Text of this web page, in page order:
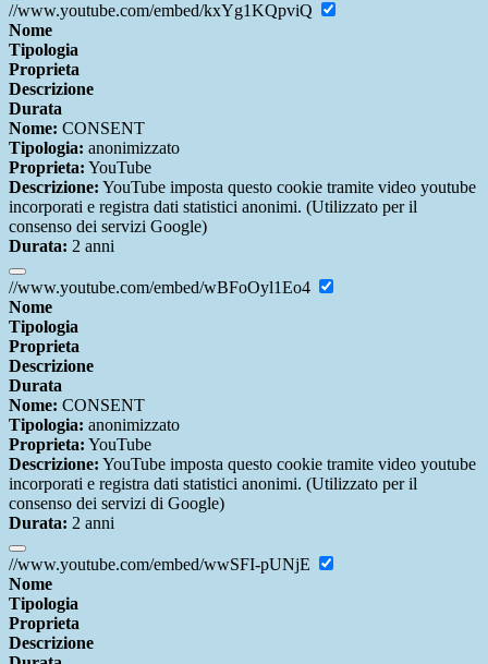
//www.youtube.com/embed/kxYg1KQpviQ
Nome
Tipologia
Proprieta
Descrizione
Durata
Nome: CONSENT
Tipologia: anonimizzato
Proprieta: YouTube
Descrizione: YouTube imposta questo cookie tramite video youtube
incorporati e registra dati statistici anonimi. (Utilizzato per il
consenso dei servizi Google)
Durata: 2 anni
//www.youtube.com/embed/wBFoOyl1Eo4
Nome
Tipologia
Proprieta
Descrizione
Durata
Nome: CONSENT
Tipologia: anonimizzato
Proprieta: YouTube
Descrizione: YouTube imposta questo cookie tramite video youtube
incorporati e registra dati statistici anonimi. (Utilizzato per il
consenso dei servizi di Google)
Durata: 2 anni
//www.youtube.com/embed/wwSFI-pUNjE
Nome
Tipologia
Proprieta
Descrizione